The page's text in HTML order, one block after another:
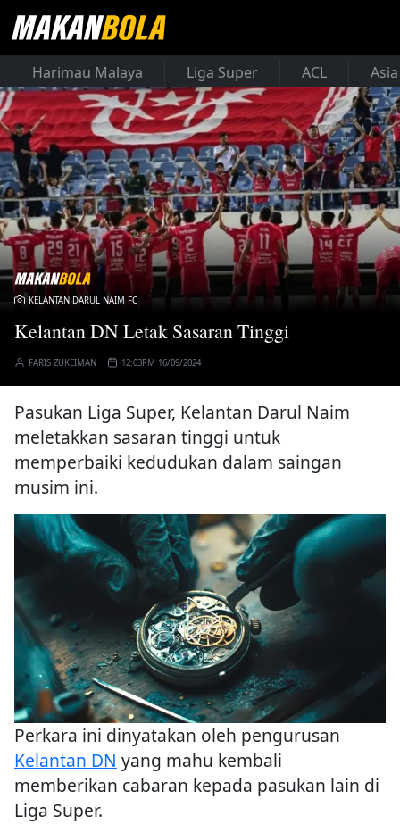
Harimau Malaya Liga Super ACL
KELANTAN DARUL NAIM FC
Kelantan DN Letak Sasaran Tinggi
FARIS ZUKEIMAN 12:03PM 16/09/2024
Pasukan Liga Super, Kelantan Darul Naim
meletakkan sasaran tinggi untuk
memperbaiki kedudukan dalam saingan
musim ini.
Perkara ini dinyatakan oleh pengurusan
Kelantan DN yang mahu kembali
memberikan cabaran kepada pasukan lain di
Liga Super.